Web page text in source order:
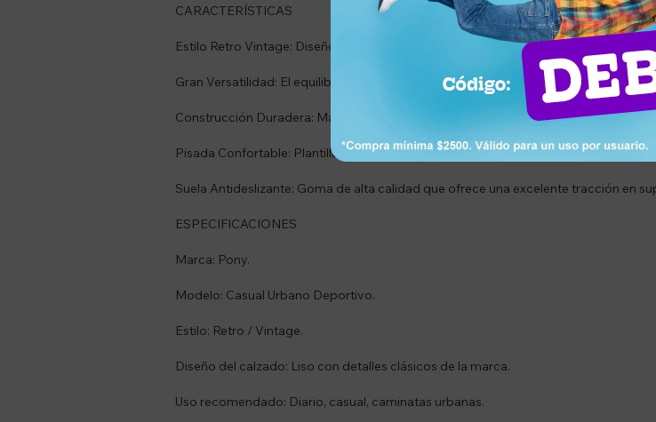
CARACTERÍSTICAS
Estilo Retro Vintage: Diseño clásico inspirado en las canchas que nunca pasa de
Gran Versatilidad: El equilibrio perfecto entre un calzado deportivo y un zapato de
Construcción Duradera: Materiales de alta resistencia y costuras reforzadas para
Pisada Confortable: Plantilla acolchada y cuello suave que reducen el impacto al
Suela Antideslizante: Goma de alta calidad que ofrece una excelente tracción en
ESPECIFICACIONES
Marca: Pony.
Modelo: Casual Urbano Deportivo.
Estilo: Retro / Vintage.
Diseño del calzado: Liso con detalles clásicos de la marca.
Uso recomendado: Diario, casual, caminatas urbanas.